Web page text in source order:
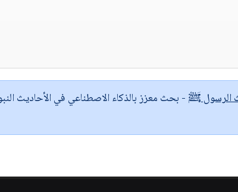
الرسول ﷺ - بحث معزز بالذكاء الاصطناعي في الأحاديث